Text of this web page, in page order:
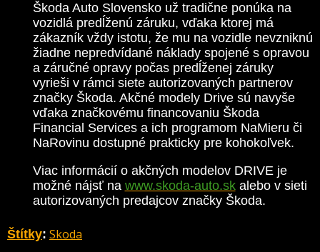
Škoda Auto Slovensko už tradične ponúka na
vozidlá predĺženú záruku, vďaka ktorej má
zákazník vždy istotu, že mu na vozidle nevzniknú
žiadne nepredvídané náklady spojené s opravou
a záručné opravy počas predĺženej záruky
vyrieši v rámci siete autorizovaných partnerov
značky Škoda. Akčné modely Drive sú navyše
vďaka značkovému financovaniu Škoda
Financial Services a ich programom NaMieru či
NaRovinu dostupné prakticky pre kohokoľvek.
Viac informácií o akčných modelov DRIVE je
možné nájsť na www.skoda-auto.skalebo v sieti
autorizovaných predajcov značky Škoda.
Štítky: Skoda